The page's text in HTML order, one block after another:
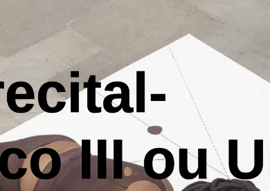
III ou